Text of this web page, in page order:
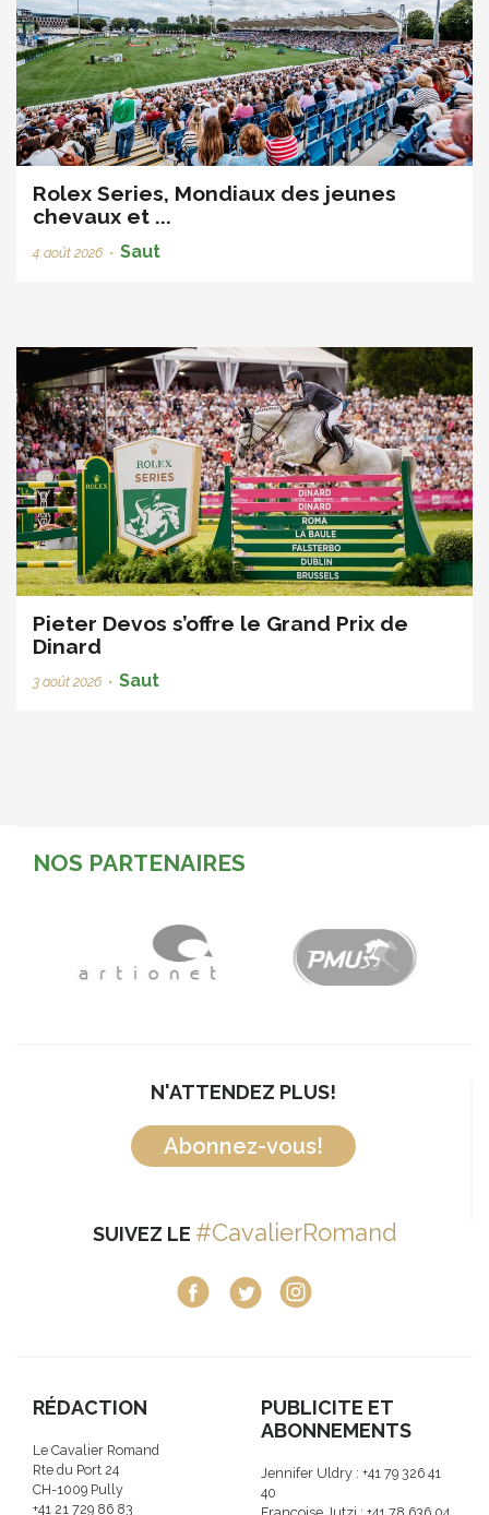
Rolex Series, Mondiaux des jeunes
chevaux et ...
4 août 2026 • Saut
Pieter Devos s’offre le Grand Prix de
Dinard
3 août 2026 • Saut
NOS PARTENAIRES
N'ATTENDEZ PLUS!
Abonnez-vous!
SUIVEZ LE #CavalierRomand
RÉDACTION
Le Cavalier Romand
Rte du Port 24
CH-1009 Pully
+41 21 729 86 83
PUBLICITE ET
ABONNEMENTS
Jennifer Uldry : +41 79 326 41
40